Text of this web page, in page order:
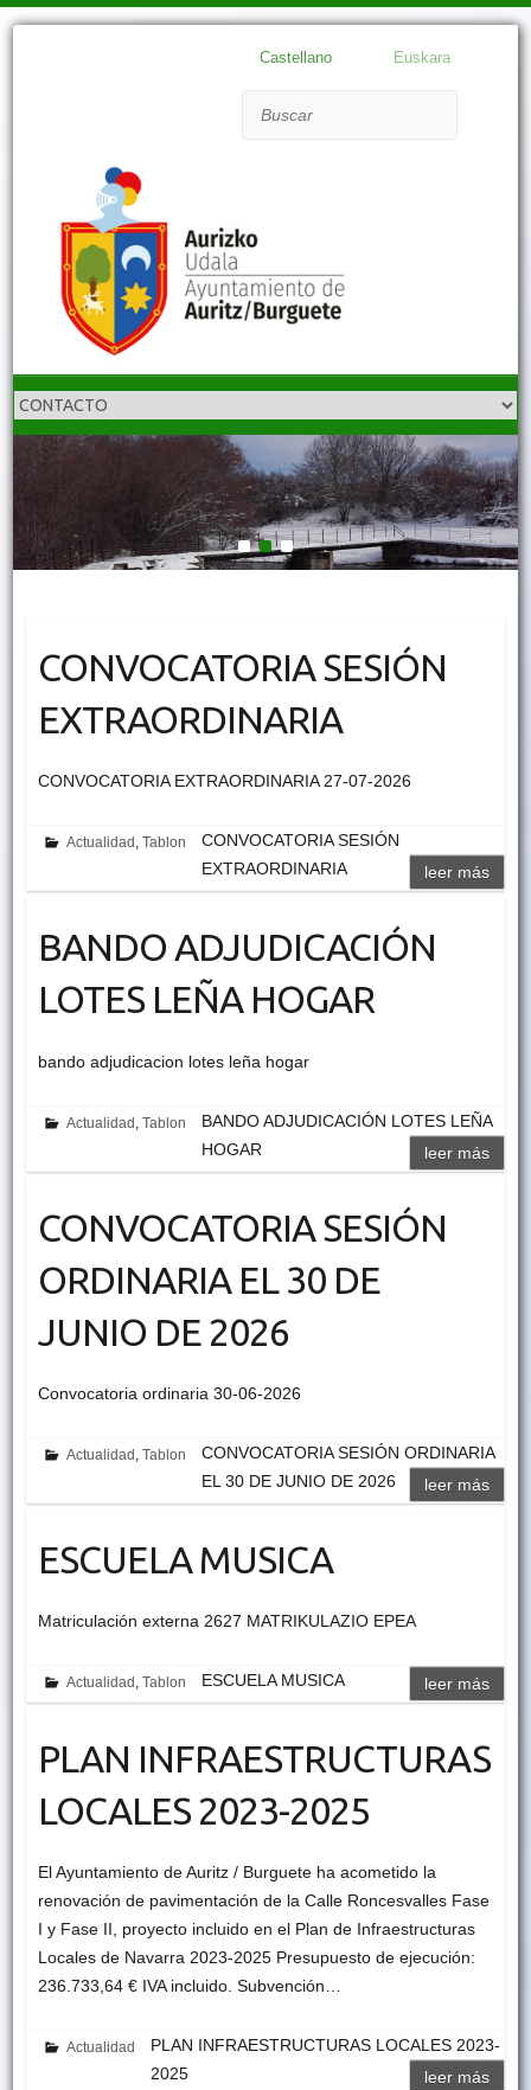
Castellano Euskara
1 2 3
CONVOCATORIA SESIÓN
EXTRAORDINARIA
CONVOCATORIA EXTRAORDINARIA 27-07-2026
Actualidad ,Tablon
CONVOCATORIA SESIÓN
EXTRAORDINARIA
leer más
BANDO ADJUDICACIÓN
LOTES LEÑA HOGAR
bando adjudicacion lotes leña hogar
Actualidad ,Tablon
BANDO ADJUDICACIÓN LOTES LEÑA
HOGAR
leer más
CONVOCATORIA SESIÓN
ORDINARIA EL 30 DE
JUNIO DE 2026
Convocatoria ordinaria 30-06-2026
Actualidad ,Tablon
CONVOCATORIA SESIÓN ORDINARIA
EL 30 DE JUNIO DE 2026
leer más
ESCUELA MUSICA
Matriculación externa 2627 MATRIKULAZIO EPEA
Actualidad ,Tablon ESCUELA MUSICA leer más
PLAN INFRAESTRUCTURAS
LOCALES 2023-2025
El Ayuntamiento de Auritz / Burguete ha acometido la
renovación de pavimentación de la Calle Roncesvalles Fase
I y Fase II, proyecto incluido en el Plan de Infraestructuras
Locales de Navarra 2023-2025 Presupuesto de ejecución:
236.733,64 € IVA incluido. Subvención…
Actualidad
PLAN INFRAESTRUCTURAS LOCALES 2023-
2025
leer más